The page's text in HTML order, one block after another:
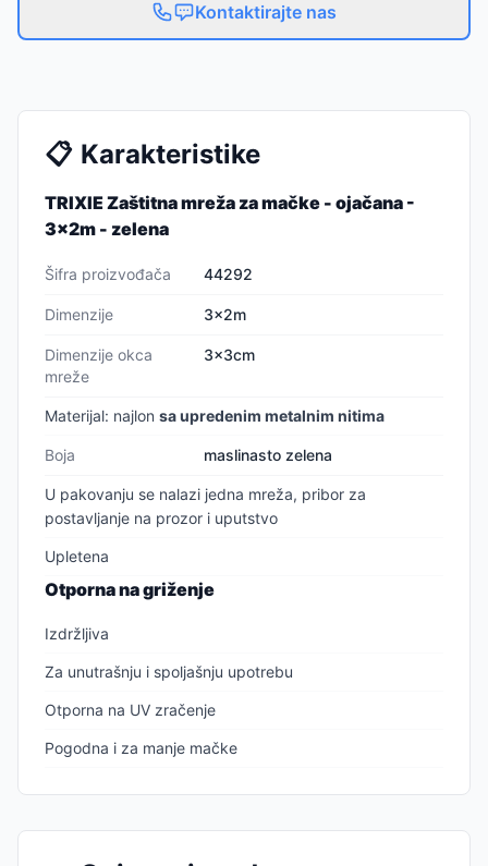
Kontaktirajte nas
📋 Karakteristike
TRIXIE Zaštitna mreža za mačke - ojačana -
3x2m - zelena
Šifra proizvođača 44292
Dimenzije 3x2m
Dimenzije okca
mreže
3x3cm
Materijal: najlon sa upredenim metalnim nitima
Boja maslinasto zelena
U pakovanju se nalazi jedna mreža, pribor za
postavljanje na prozor i uputstvo
Upletena
Otporna na griženje
Izdržljiva
Za unutrašnju i spoljašnju upotrebu
Otporna na UV zračenje
Pogodna i za manje mačke